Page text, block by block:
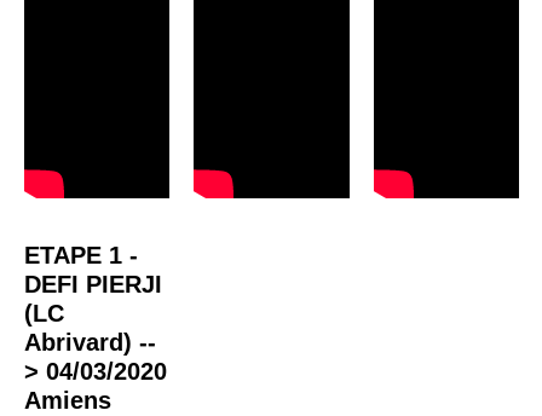
ETAPE 1 -
DEFI PIERJI
(LC
Abrivard) --
> 04/03/2020
Amiens